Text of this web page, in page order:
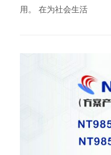
用。 在为社会生活